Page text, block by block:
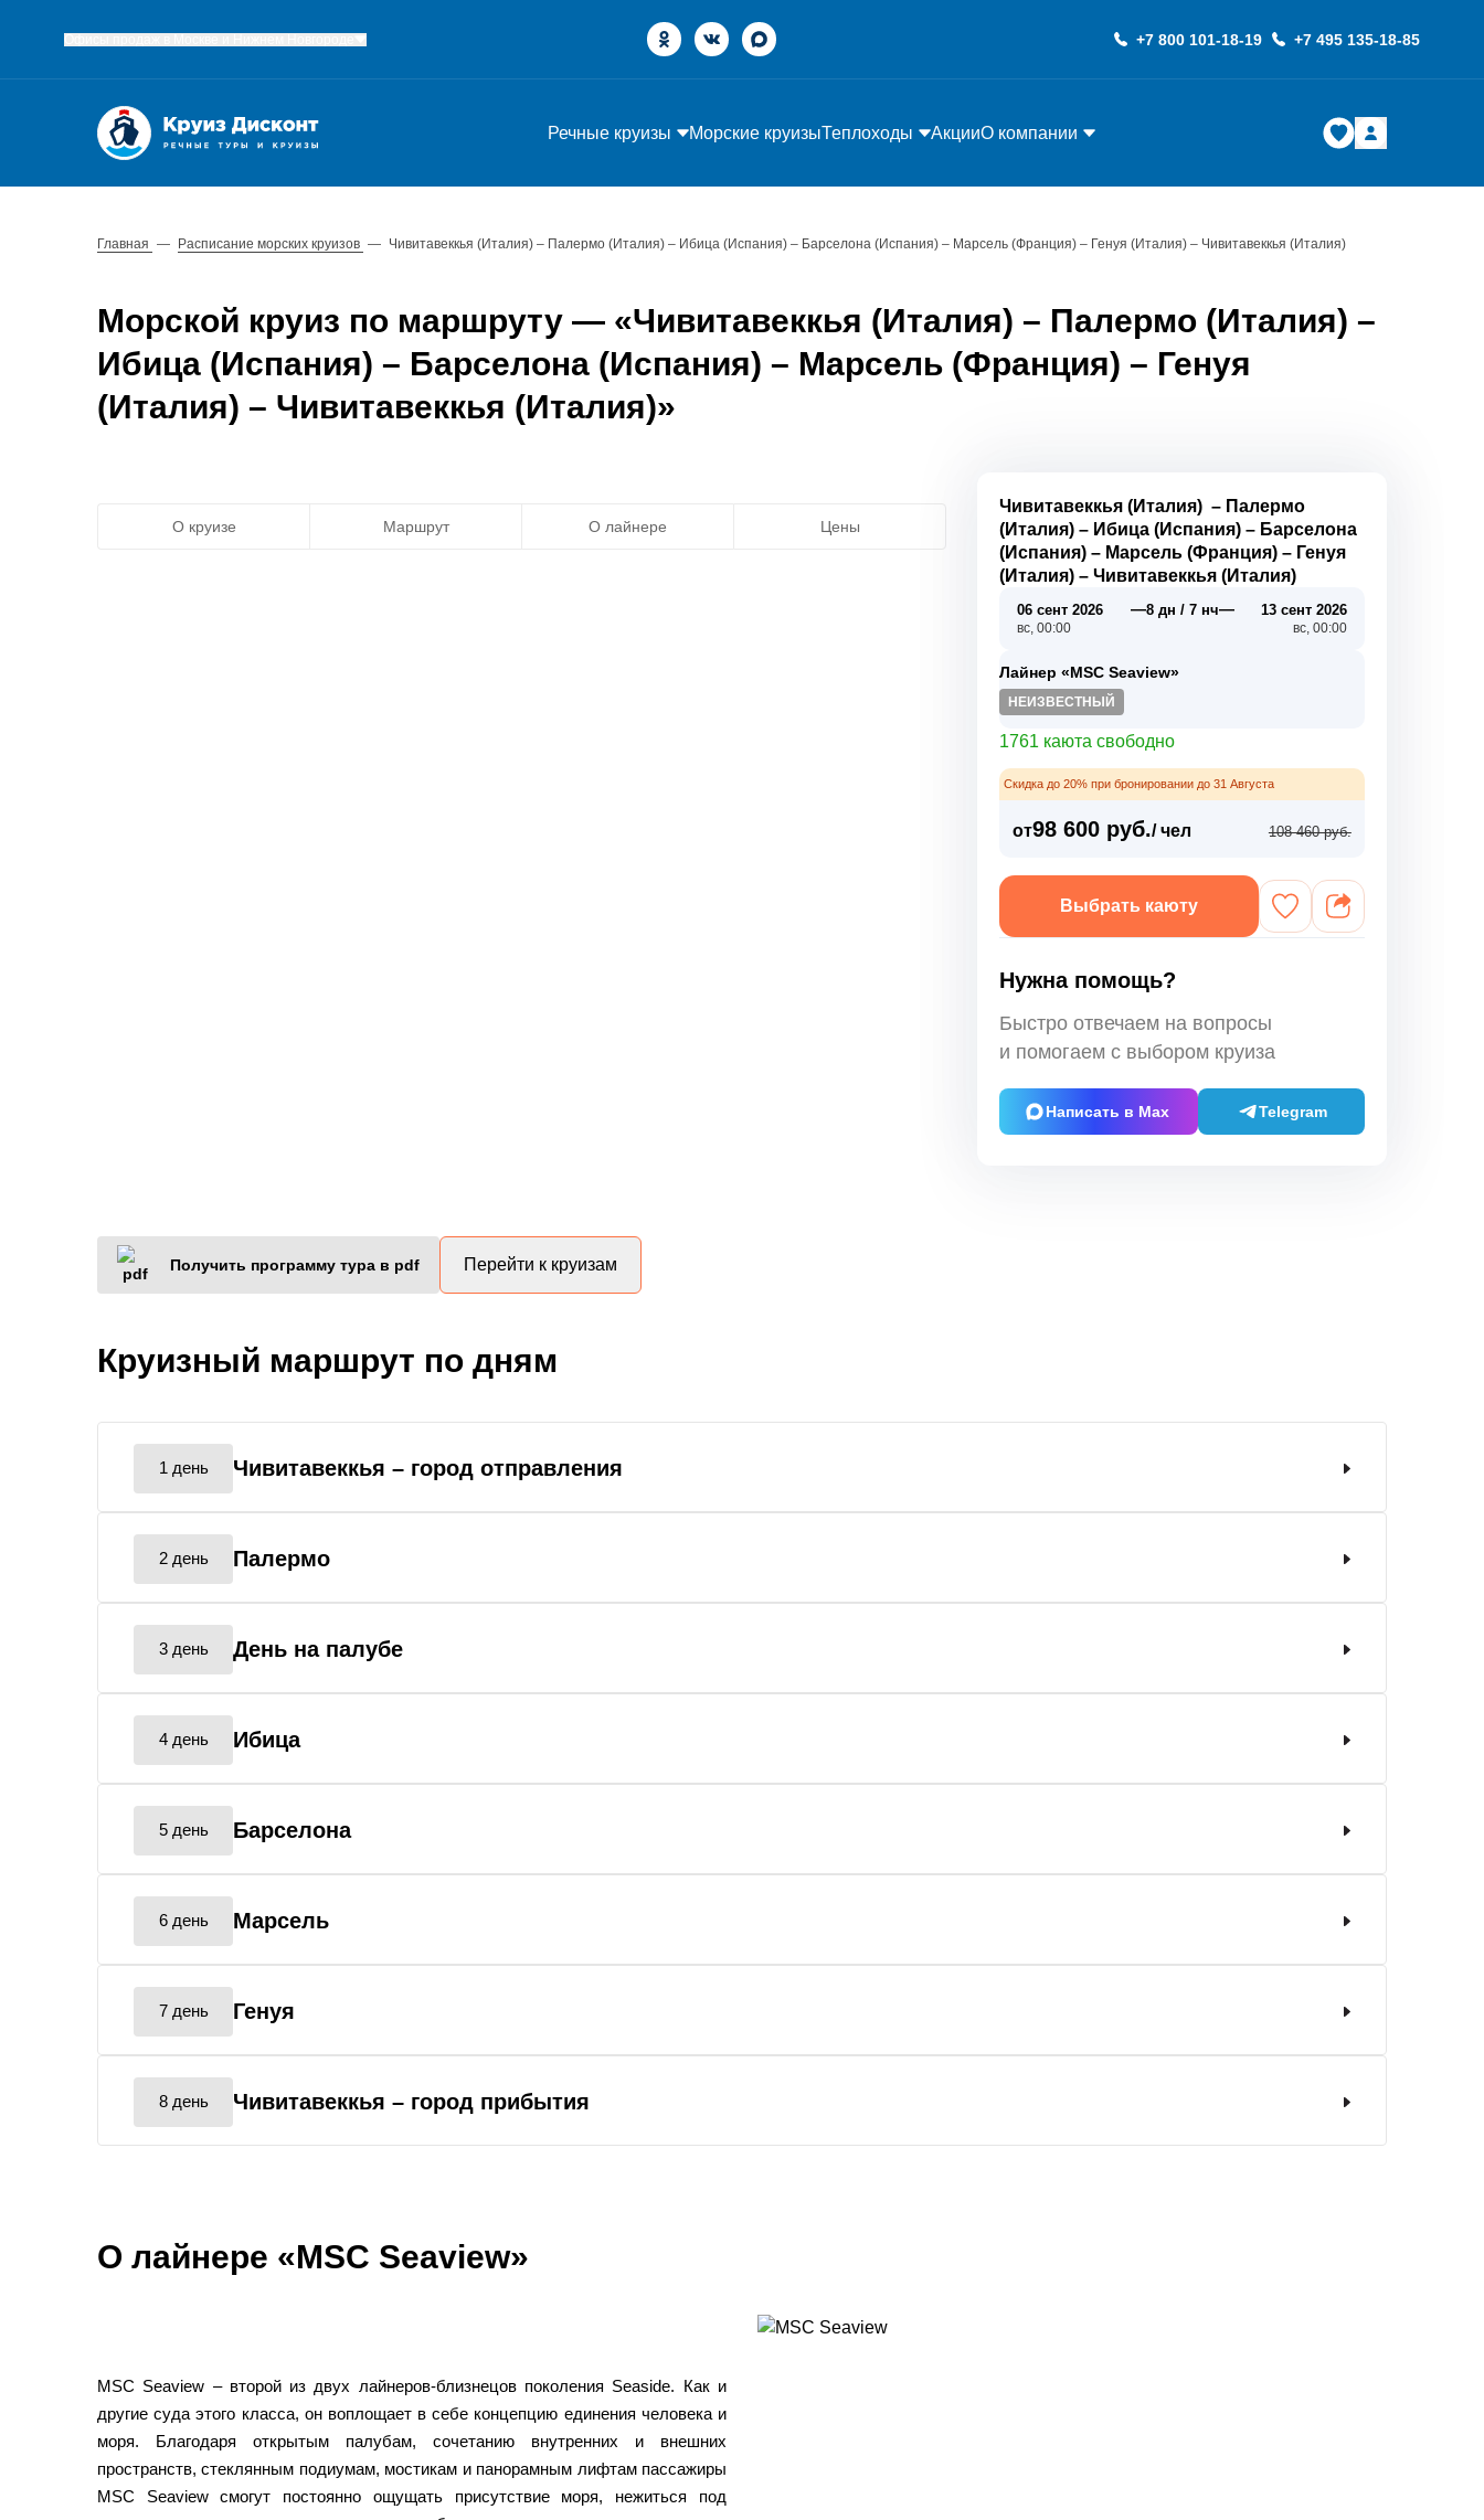
+7 800 101-18-19 +7 495 135-18-85
Речные круизы Морские круизыТеплоходы АкцииО компании
Главная — Расписание морских круизов — Чивитавеккья (Италия) – Палермо (Италия) – Ибица (Испания) – Барселона (Испания) – Марсель (Франция) – Генуя (Италия) – Чивитавеккья (Италия)
Морской круиз по маршруту — «Чивитавеккья (Италия) – Палермо (Италия) –
Ибица (Испания) – Барселона (Испания) – Марсель (Франция) – Генуя
(Италия) – Чивитавеккья (Италия)»
О круизе Маршрут О лайнере Цены
Чивитавеккья (Италия) – Палермо
(Италия) – Ибица (Испания) – Барселона
(Испания) – Марсель (Франция) – Генуя
(Италия) –Чивитавеккья (Италия)
06 сент 2026
вс, 00:00
—8 дн / 7 нч— 13 сент 2026
вс, 00:00
Лайнер «MSC Seaview»
НЕИЗВЕСТНЫЙ
1761 каюта свободно
Скидка до 20% при бронировании до 31 Августа
от98 600 руб./ чел 108 460 руб.
Выбрать каюту
Нужна помощь?
Быстро отвечаем на вопросы
и помогаем с выбором круиза
Написать в Max Telegram
Получить программу тура в pdf Перейти к круизам
Круизный маршрут по дням
1 день Чивитавеккья – город отправления
2 день Палермо
3 день День на палубе
4 день Ибица
5 день Барселона
6 день Марсель
7 день Генуя
8 день Чивитавеккья – город прибытия
О лайнере «MSC Seaview»
MSC Seaview – второй из двух лайнеров-близнецов поколения Seaside. Как и
другие суда этого класса, он воплощает в себе концепцию единения человека и
моря. Благодаря открытым палубам, сочетанию внутренних и внешних
пространств, стеклянным подиумам, мостикам и панорамным лифтам пассажиры
MSC Seaview смогут постоянно ощущать присутствие моря, нежиться под